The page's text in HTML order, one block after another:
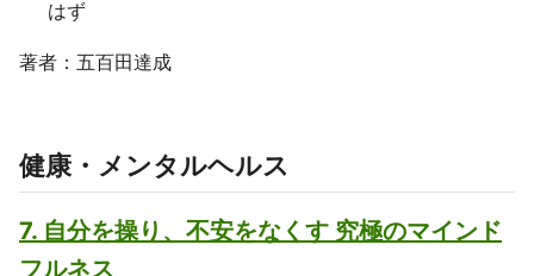
はず
著者：五百田達成
健康・メンタルヘルス
7. 自分を操り、不安をなくす 究極のマインド
フルネス